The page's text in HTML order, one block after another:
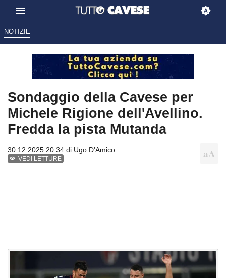
NOTIZIE
Sondaggio della Cavese per
Michele Rigione dell'Avellino.
Fredda la pista Mutanda
30.12.2025 20:34 di Ugo D'Amico
VEDI LETTURE